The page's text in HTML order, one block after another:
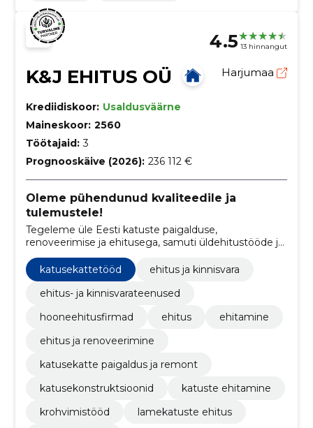
4.5 13 hinnangut
K&J EHITUS OÜ Harjumaa
Krediidiskoor: Usaldusväärne
Maineskoor: 2560
Töötajaid: 3
Prognooskäive (2026): 236 112 €
Oleme pühendunud kvaliteedile ja
tulemustele!
Tegeleme üle Eesti katuste paigalduse,
renoveerimise ja ehitusega, samuti üldehitustööde ja
projektijuhtimisteenuse pakkumisega
ehitusvaldkonnas.
katusekattetööd
ehitus ja kinnisvara
ehitus- ja kinnisvarateenused
hooneehitusfirmad
ehitus
ehitamine
ehitus ja renoveerimine
katusekatte paigaldus ja remont
katusekonstruktsioonid
katuste ehitamine
krohvimistööd
lamekatuste ehitus